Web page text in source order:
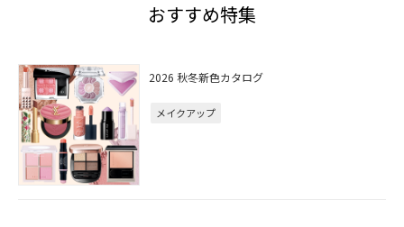
おすすめ特集
2026 秋冬新色カタログ
メイクアップ